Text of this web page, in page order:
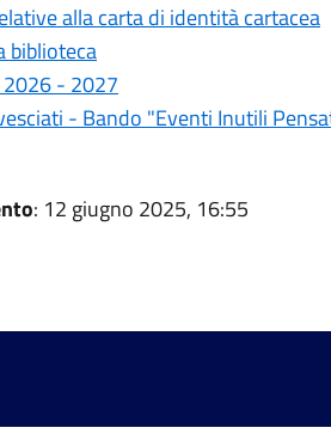
alla carta di identità cartacea
biblioteca
2026 - 2027
- Bando "Eventi Inutili
: 12 giugno 2025, 16:55